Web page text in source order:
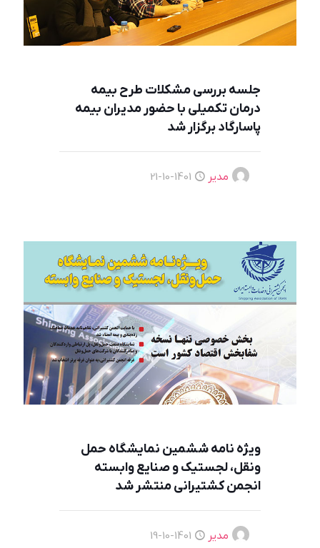
جلسه بررسی مشكلات طرح بيمه
درمان تكميلی با حضور مديران بيمه
پاسارگاد برگزار شد
مدیر 1401-10-21
ویژه نامه ششمین نمایشگاه حمل
ونقل، لجستیک و صنایع وابسته
انجمن کشتیرانی منتشر شد
مدیر 1401-10-19